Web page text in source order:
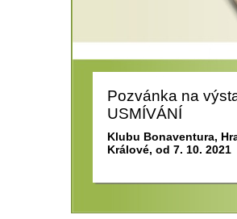
Pozvánka na
USMÍVÁNÍ
Klubu Bonaventura,
Králové, od 7. 10. 2021